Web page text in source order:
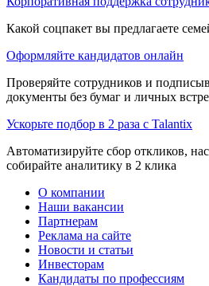
Какой соцпакет вы предлагаете
Оформляйте кандидатов онлайн
Проверяйте сотрудников и
документы без бумаг и личных
Ускорьте подбор в 2 раза с Talantix
Автоматизируйте сбор откликов,
собирайте аналитику в 2 клика
О компании
Наши вакансии
Партнерам
Реклама на сайте
Новости и статьи
Инвесторам
Кандидаты по профессиям